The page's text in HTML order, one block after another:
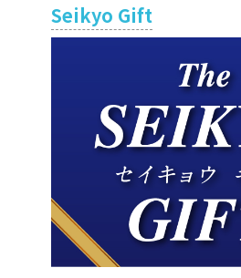
Seikyo Gift